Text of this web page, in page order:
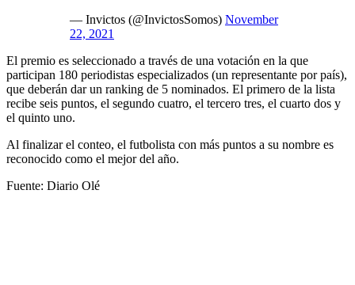
— Invictos (@InvictosSomos) November
22, 2021
El premio es seleccionado a través de una votación en la que
participan 180 periodistas especializados (un representante por país),
que deberán dar un ranking de 5 nominados. El primero de la lista
recibe seis puntos, el segundo cuatro, el tercero tres, el cuarto dos y
el quinto uno.
Al finalizar el conteo, el futbolista con más puntos a su nombre es
reconocido como el mejor del año.
Fuente: Diario Olé